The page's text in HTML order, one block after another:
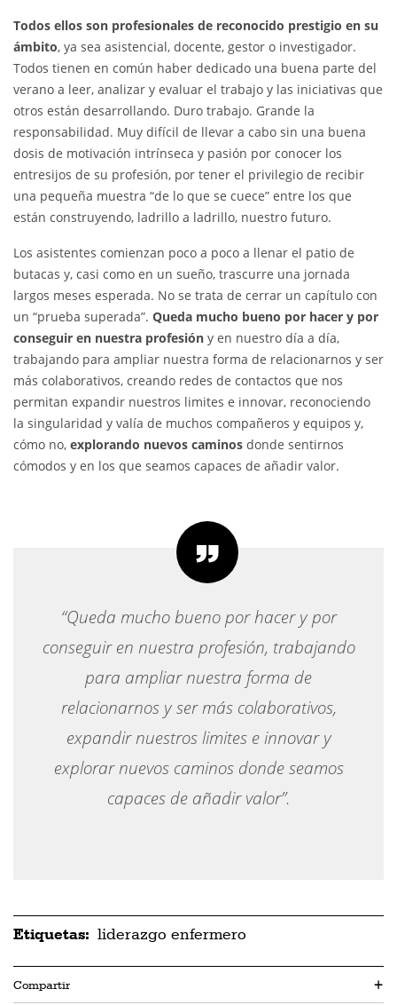
Todos ellos son profesionales de reconocido prestigio en su
ámbito, ya sea asistencial, docente, gestor o investigador.
Todos tienen en común haber dedicado una buena parte del
verano a leer, analizar y evaluar el trabajo y las iniciativas que
otros están desarrollando. Duro trabajo. Grande la
responsabilidad. Muy difícil de llevar a cabo sin una buena
dosis de motivación intrínseca y pasión por conocer los
entresijos de su profesión, por tener el privilegio de recibir
una pequeña muestra “de lo que se cuece” entre los que
están construyendo, ladrillo a ladrillo, nuestro futuro.
Los asistentes comienzan poco a poco a llenar el patio de
butacas y, casi como en un sueño, trascurre una jornada
largos meses esperada. No se trata de cerrar un capítulo con
un “prueba superada”. Queda mucho bueno por hacer y por
conseguir en nuestra profesión y en nuestro día a día,
trabajando para ampliar nuestra forma de relacionarnos y ser
más colaborativos, creando redes de contactos que nos
permitan expandir nuestros limites e innovar, reconociendo
la singularidad y valía de muchos compañeros y equipos y,
cómo no, explorando nuevos caminos donde sentirnos
cómodos y en los que seamos capaces de añadir valor.
“Queda mucho bueno por hacer y por
conseguir en nuestra profesión, trabajando
para ampliar nuestra forma de
relacionarnos y ser más colaborativos,
expandir nuestros limites e innovar y
explorar nuevos caminos donde seamos
capaces de añadir valor”.
Etiquetas: liderazgo enfermero
Compartir +